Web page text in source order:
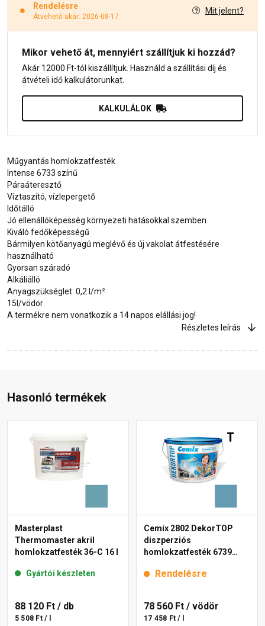
Rendelésre
Átvehető akár: 2026-08-17
Mit jelent?
Mikor vehető át, mennyiért szállítjuk ki hozzád?
Akár 12000 Ft-tól kiszállítjuk. Használd a szállítási díj és
átvételi idő kalkulátorunkat.
KALKULÁLOK
Műgyantás homlokzatfesték
Intense 6733 színű
Páraáteresztő
Víztaszító, vízlepergető
Időtálló
Jó ellenállóképesség környezeti hatásokkal szemben
Kiváló fedőképességű
Bármilyen kötőanyagú meglévő és új vakolat átfestésére
használható
Gyorsan száradó
Alkáliálló
Anyagszükséglet: 0,2 l/m²
15l/vödör
A termékre nem vonatkozik a 14 napos elállási jog!
Részletes leírás
Hasonló termékek
Masterplast
Thermomaster akril
homlokzatfesték 36-C 16 l
Gyártói készleten
88 120 Ft / db
5 508 Ft / l
Cemix 2802 DekorTOP
diszperziós
homlokzatfesték 6739
Rendelésre
78 560 Ft / vödör
17 458 Ft / l